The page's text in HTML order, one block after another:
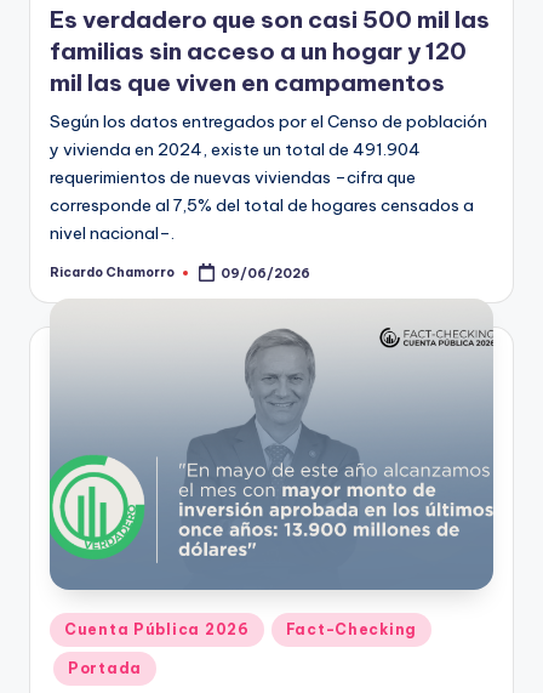
Es verdadero que son casi 500 mil las
familias sin acceso a un hogar y 120
mil las que viven en campamentos
Según los datos entregados por el Censo de población
y vivienda en 2024, existe un total de 491.904
requerimientos de nuevas viviendas –cifra que
corresponde al 7,5% del total de hogares censados a
nivel nacional–.
Publicado
Ricardo Chamorro 09/06/2026
Publicado
en
Cuenta Pública 2026 Fact-Checking
Portada